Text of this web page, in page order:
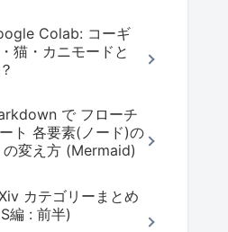
Colab: コーギ
猫・カニモードと
で フローチ
ト 各要素(ノード)の
の変え方 (Mermaid)
カテゴリーまとめ
編 : 前半)